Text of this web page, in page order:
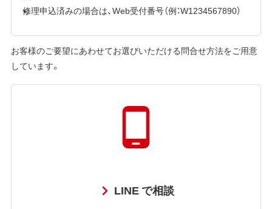
修理申込済みの場合は、Web受付番号（例：W1234567890）
お客様のご要望にあわせてお選びいただける問合せ方法をご用意
しています。
LINE で相談